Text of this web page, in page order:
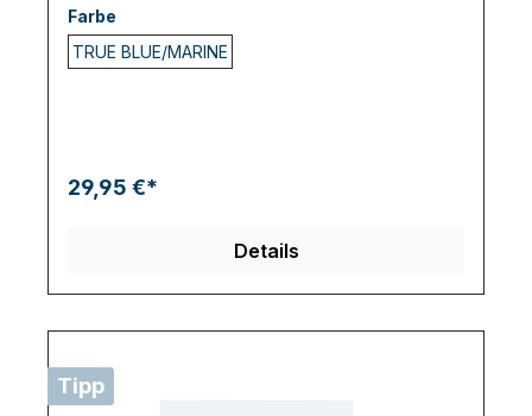
Shirt ist in einer regulären Passform gestaltet und
sorgt für Komfort und Leistung bei jeder Aktivität.
Chevrons auf den Schultern und das hummel-
Logo auf der Brust vervollständigen den Look.
Farbe
TRUE BLUE/MARINE
29,95 €*
Details
Tipp